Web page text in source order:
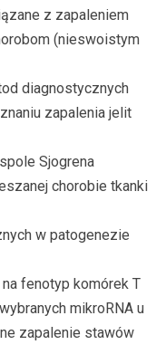
z zapaleniem
(nieswoistym
diagnostycznych
zapalenia jelit
Sjogrena
chorobie tkanki
w patogenezie
fenotyp komórek T
mikroRNA u
zapalenie stawów